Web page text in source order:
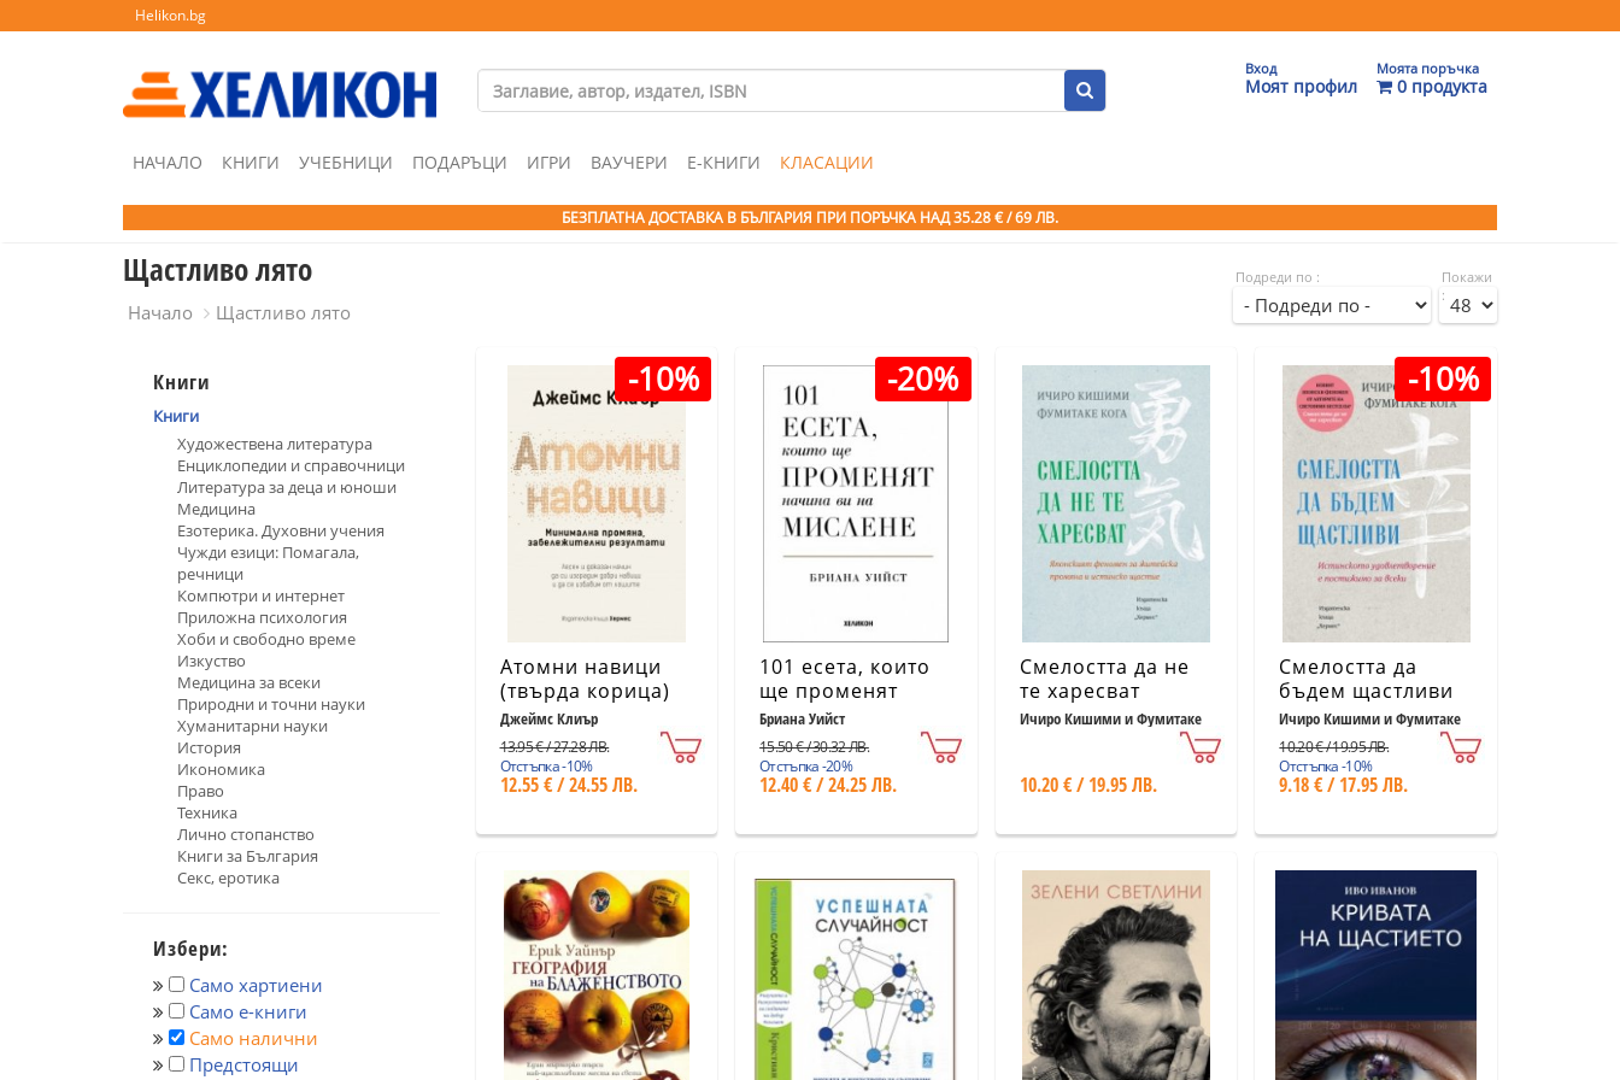
Helikon.bg
Вход
Моят профил
Моята поръчка
0 продукта
НАЧАЛО КНИГИ УЧЕБНИЦИ ПОДАРЪЦИ ИГРИ ВАУЧЕРИ Е-КНИГИ КЛАСАЦИИ
БЕЗПЛАТНА ДОСТАВКА В БЪЛГАРИЯ ПРИ ПОРЪЧКА НАД 35.28 € / 69 ЛВ.
Щастливо лято
Начало Щастливо лято
Подреди по :
Покажи
:
Книги
Книги
Художествена литература
Енциклопедии и справочници
Литература за деца и юноши
Медицина
Езотерика. Духовни учения
Чужди езици: Помагала,
речници
Компютри и интернет
Приложна психология
Хоби и свободно време
Изкуство
Медицина за всеки
Природни и точни науки
Хуманитарни науки
История
Икономика
Право
Техника
Лично стопанство
Книги за България
Секс, еротика
Избери:
Само хартиени
Само е-книги
Само налични
Предстоящи
-10%
Атомни навици
(твърда корица)
Джеймс Клиър
13.95 € / 27.28 ЛВ.
Отстъпка -10%
12.55 € / 24.55 ЛВ.
-20%
101 есета, които
ще променят
начина ви на
мислене
Бриана Уийст
15.50 € / 30.32 ЛВ.
Отстъпка -20%
12.40 € / 24.25 ЛВ.
Смелостта да не
те харесват
Ичиро Кишими и Фумитаке
10.20 € / 19.95 ЛВ.
-10%
Смелостта да
бъдем щастливи
Ичиро Кишими и Фумитаке
10.20 € / 19.95 ЛВ.
Отстъпка -10%
9.18 € / 17.95 ЛВ.